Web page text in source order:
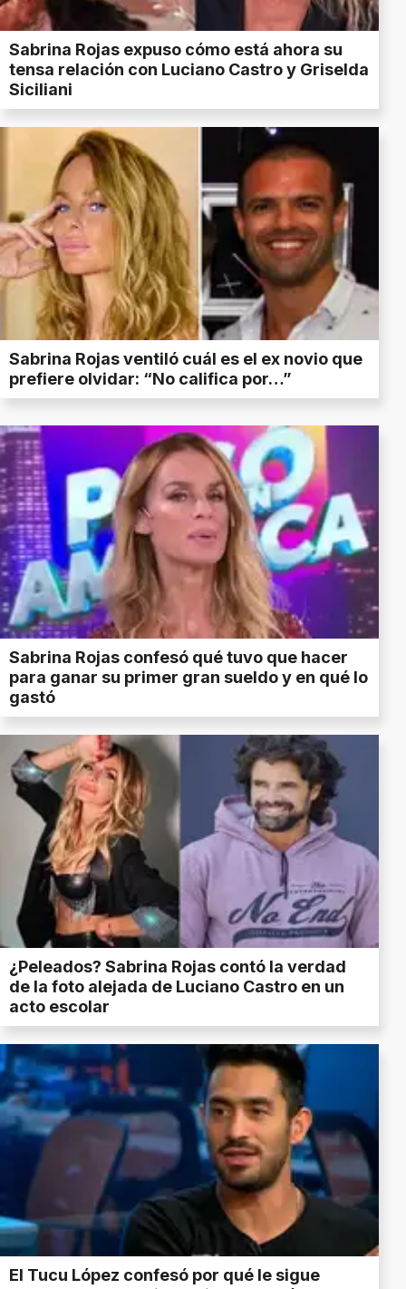
Sabrina Rojas expuso cómo está ahora su
tensa relación con Luciano Castro y Griselda
Siciliani
Sabrina Rojas ventiló cuál es el ex novio que
prefiere olvidar: “No califica por…”
Sabrina Rojas confesó qué tuvo que hacer
para ganar su primer gran sueldo y en qué lo
gastó
¿Peleados? Sabrina Rojas contó la verdad
de la foto alejada de Luciano Castro en un
acto escolar
El Tucu López confesó por qué le sigue